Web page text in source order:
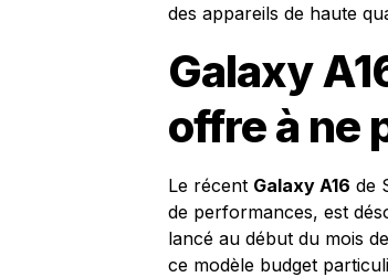
des appareils de haute
Galaxy
offre à ne
Le récent Galaxy A16 de
de performances, est
lancé au début du mois
ce modèle budget